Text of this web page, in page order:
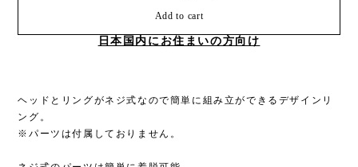
Add to cart
日本国内にお住まいの方向け
ヘッドとリングがネジ式なので簡単に組み立ができるデザインリ
ング。
※パーツは付属しておりません。